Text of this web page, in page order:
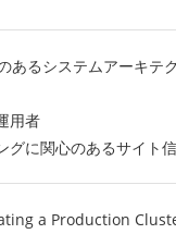
るシステムアーキテ
用者
に関心のあるサイト
a Production